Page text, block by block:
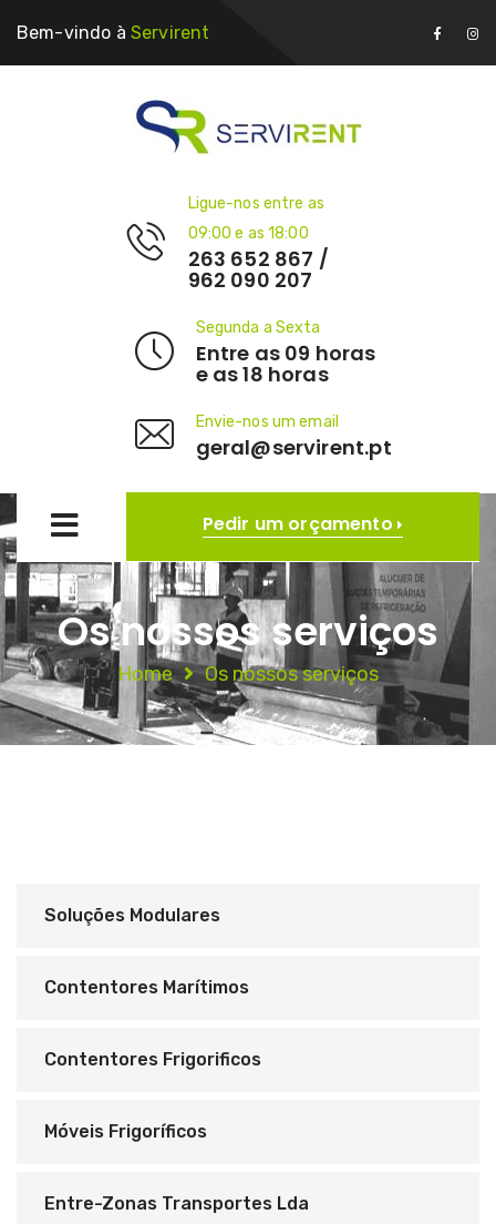
Bem-vindo à Servirent
Ligue-nos entre as
09:00 e as 18:00
263 652 867 /
962 090 207
Segunda a Sexta
Entre as 09 horas
e as 18 horas
Envie-nos um email
geral@servirent.pt
Pedir um orçamento
Os nossos serviços
Home Os nossos serviços
Soluções Modulares
Contentores Marítimos
Contentores Frigorificos
Móveis Frigoríficos
Entre-Zonas Transportes Lda